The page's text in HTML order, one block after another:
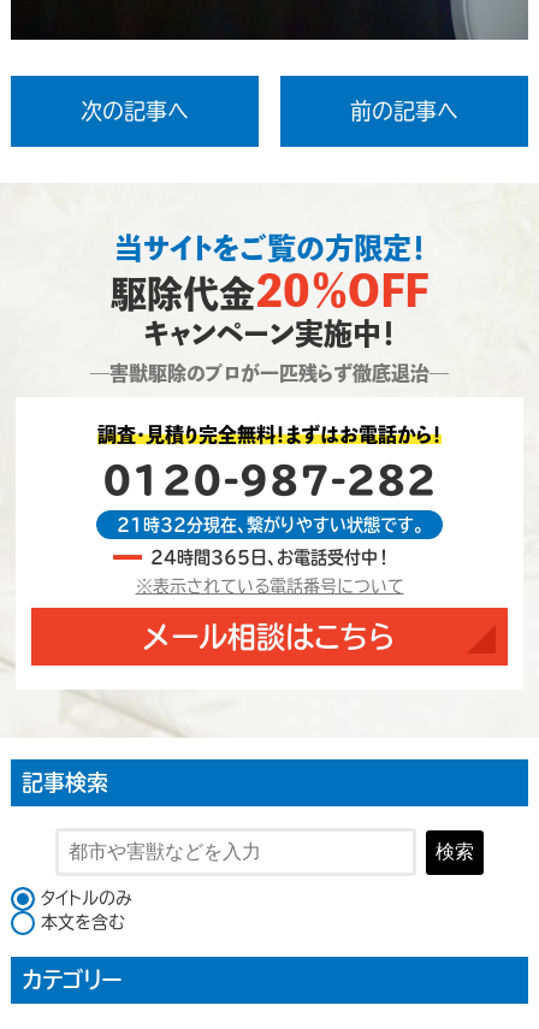
次の記事へ 前の記事へ
当サイトをご覧の方限定！
駆除代金20％OFF
キャンペーン実施中！
―害獣駆除のプロが一匹残らず徹底退治―
調査・見積り完全無料！まずはお電話から！
0120-987-282
21時32分現在、繋がりやすい状態です。
24時間365日、お電話受付中！
※表示されている電話番号について
メール相談はこちら
記事検索
検索
検索対象
タイトルのみ
本文を含む
カテゴリー